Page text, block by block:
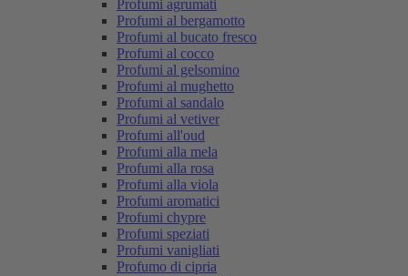
Profumi agrumati
Profumi al bergamotto
Profumi al bucato fresco
Profumi al cocco
Profumi al gelsomino
Profumi al mughetto
Profumi al sandalo
Profumi al vetiver
Profumi all'oud
Profumi alla mela
Profumi alla rosa
Profumi alla viola
Profumi aromatici
Profumi chypre
Profumi speziati
Profumi vanigliati
Profumo di cipria